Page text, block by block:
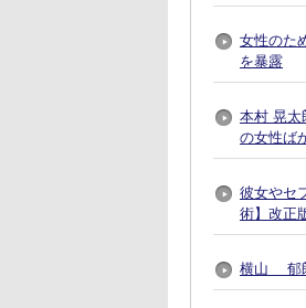
女性のた
を暴露
本村 晃太
の女性ば
彼女やセ
術】改正
横山 郁